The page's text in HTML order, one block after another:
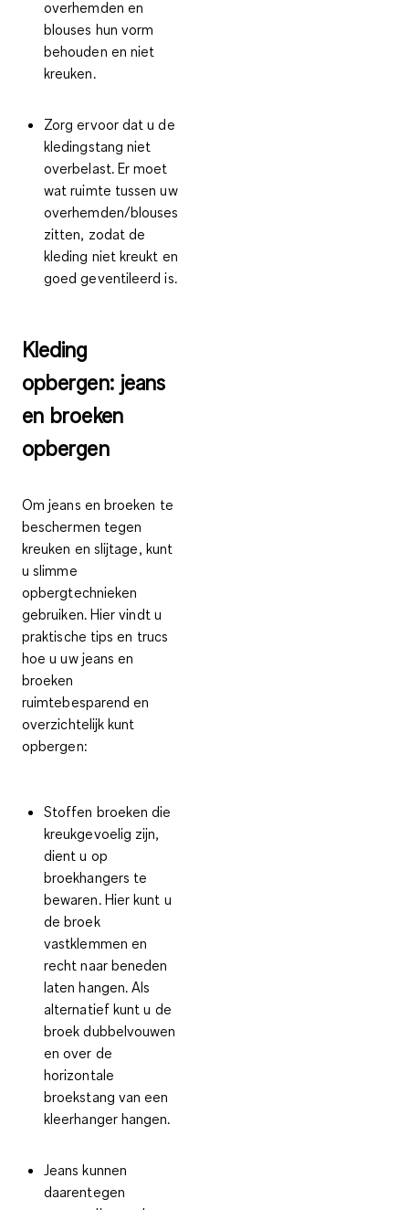
overhemden en
blouses hun vorm
behouden en niet
kreuken.
Zorg ervoor dat u de
kledingstang niet
overbelast. Er moet
watruimte tussen uw
overhemden/blouses
zitten, zodat de
kleding niet kreukt en
goed geventileerd is.
Kleding
opbergen: jeans
en broeken
opbergen
Om jeans en broeken te
beschermen tegen
kreuken en slijtage, kunt
u slimme
opbergtechnieken
gebruiken. Hier vindt u
praktische tips en trucs
hoe u uw jeans en
broeken
ruimtebesparend en
overzichtelijk kunt
opbergen:
Stoffen broeken die
kreukgevoelig zijn,
dient u op
broekhangers te
bewaren. Hier kunt u
de broek
vastklemmen en
recht naar beneden
laten hangen. Als
alternatief kunt u de
broek dubbelvouwen
en over de
horizontale
broekstang van een
kleerhanger hangen.
Jeans kunnen
daarentegen